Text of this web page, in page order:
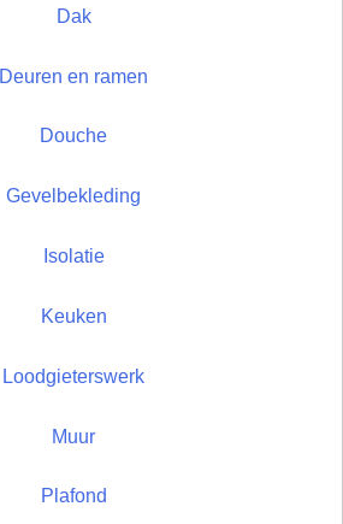
Dak
Deuren en ramen
Douche
Gevelbekleding
Isolatie
Keuken
Loodgieterswerk
Muur
Plafond